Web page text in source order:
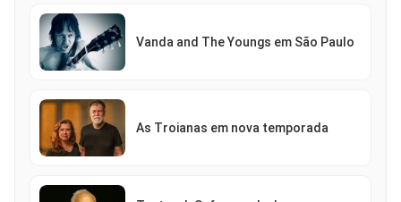
Vanda and The Youngs em São Paulo
As Troianas em nova temporada